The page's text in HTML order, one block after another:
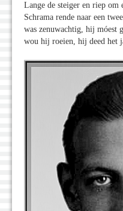
Lange de steiger en riep om
Schrama rende naar een
was zenuwachtig, hij móest
wou hij roeien, hij deed het